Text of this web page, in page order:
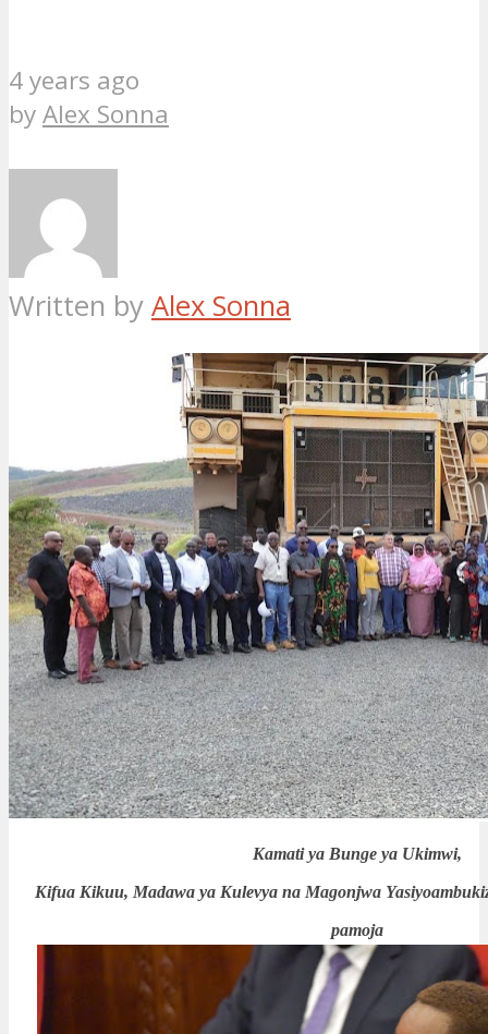
4 years ago
byAlex Sonna
Written by Alex Sonna
Kamati ya Bunge ya Ukimwi,
Kifua Kikuu, Madawa ya Kulevya na Magonjwa
pamoja